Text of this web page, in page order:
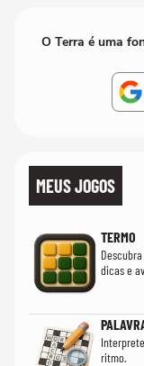
O Terra é uma
MEUS JOGOS
TERMO
dicas e
ritmo.